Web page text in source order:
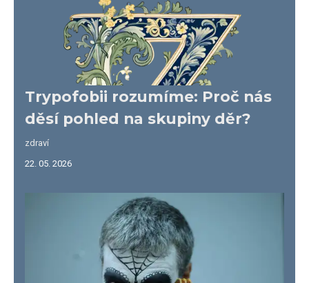
Trypofobii rozumíme: Proč nás
děsí pohled na skupiny děr?
zdraví
22. 05. 2026